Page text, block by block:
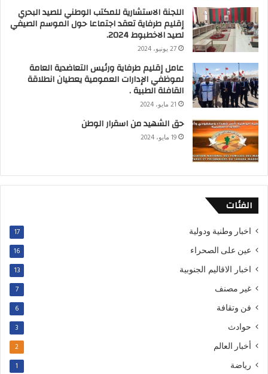
اللجنة الاستشارية للمكتب الوطني للصيد البحري
إقليم طرفاية تعقد اجتماعا حول الموسم الصيفي
لصيد الاخطبوط 2024.
27 يونيو، 2024
عامل إقليم طرفاية ورئيس التعاضدية العامة
لموظفي الإدارات العمومية يعطيان انطلاقة
القافلة الطبية .
21 مايو، 2024
حق الشهيد من اسقرار الوطن
19 مايو، 2024
الفئات
اخبار وطنية ودولية 17
عين على الصحراء 16
اخبار الاقاليم الجنوبية 13
غير مصنف 7
فن وتقافة 6
حوادث 3
أخبار العالم 2
رياضة 1